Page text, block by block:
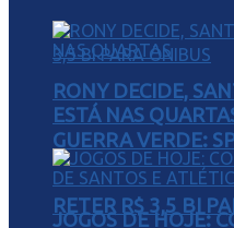
GUERRA VERDE:
RETER R$ 3,5 BI
RONY DECIDE,
ESTÁ NAS
JOGOS DE HOJE: